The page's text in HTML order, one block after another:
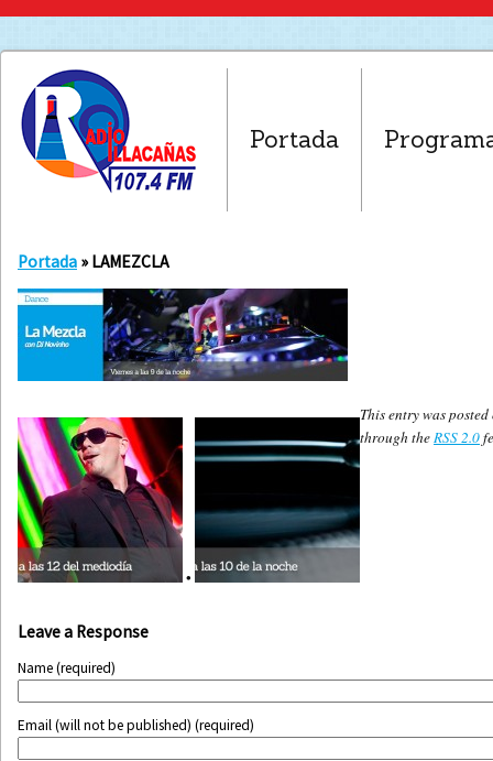
Portada
Portada » LAMEZCLA
•
This entry was
through the RSS 2.0
Leave a Response
Name (required)
Email (will not be published) (required)